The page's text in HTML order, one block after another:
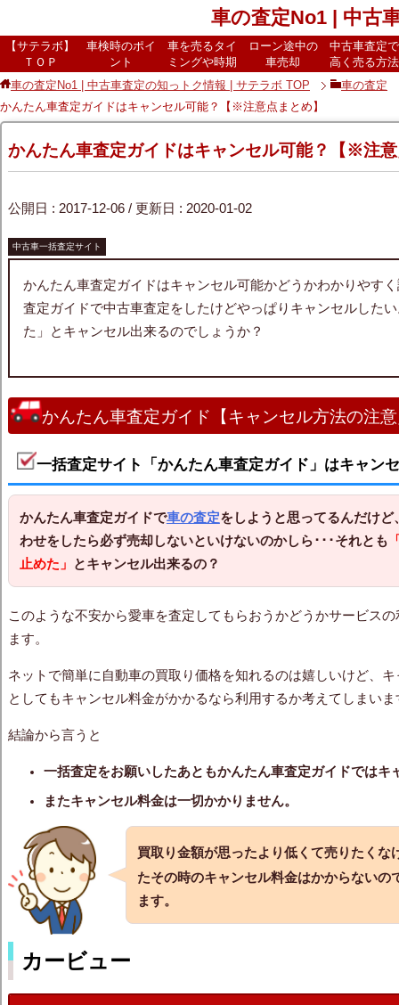
車の査定No1 | 中古
【サテラボ】
ＴＯＰ
車検時のポイ
ント
車を売るタイ
ミングや時期
ローン途中の
車売却
中古車査定で
高く売る方法
車の査定No1 | 中古車査定の知っトク情報 | サテラボ TOP
車の査定
かんたん車査定ガイドはキャンセル可能？【※注意点まとめ】
かんたん車査定ガイドはキャンセル可能？【※注
公開日 : 2017-12-06/ 更新日 : 2020-01-02
中古車一括査定サイト
かんたん車査定ガイドはキャンセル可能かどうかわかりやす
査定ガイドで中古車査定をしたけどやっぱりキャンセルした
た」とキャンセル出来るのでしょうか？
かんたん車査定ガイド【キャンセル方法の注
一括査定サイト「かんたん車査定ガイド」はキャン
かんたん車査定ガイドで車の査定をしようと思ってるんだけど
わせをしたら必ず売却しないといけないのかしら･･･それとも
止めた」
とキャンセル出来るの？
このような不安から愛車を査定してもらおうかどうかサービス
ます。
ネットで簡単に自動車の買取り価格を知れるのは嬉しいけど、
としてもキャンセル料金がかかるなら利用するか考えてしまいま
結論から言うと
一括査定をお願いしたあともかんたん車査定ガイドではキ
またキャンセル料金は一切かかりません。
買取り金額が思ったより低くて売りたくな
たその時のキャンセル料金はかからないの
ます。
カービュー